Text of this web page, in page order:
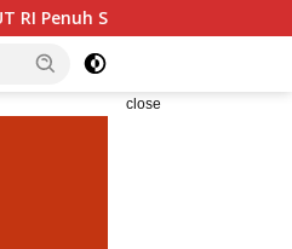
Enam Analis
close